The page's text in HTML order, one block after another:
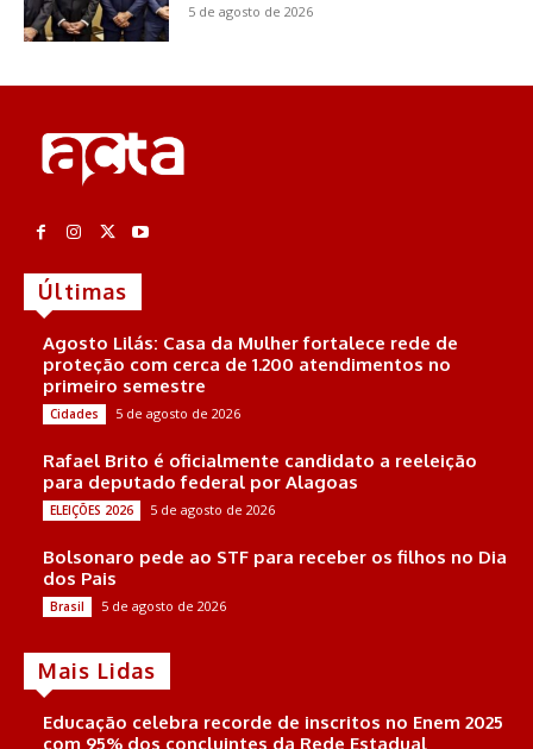
5 de agosto de 2026
Últimas
Agosto Lilás: Casa da Mulher fortalece rede de
proteção com cerca de 1.200 atendimentos no
primeiro semestre
Cidades 5 de agosto de 2026
Rafael Brito é oficialmente candidato a reeleição
para deputado federal por Alagoas
ELEIÇÕES 2026 5 de agosto de 2026
Bolsonaro pede ao STF para receber os filhos no Dia
dos Pais
Brasil 5 de agosto de 2026
Mais Lidas
Educação celebra recorde de inscritos no Enem 2025
com 95% dos concluintes da Rede Estadual